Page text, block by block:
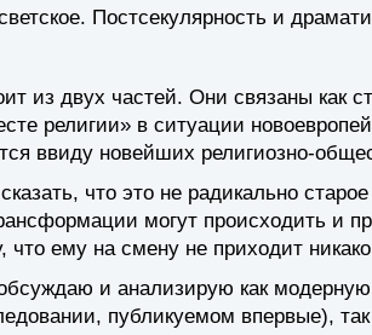
Постсекулярноcть и
из двух частей. Они связаны как
религии» в ситуации
ввиду новейших религиозно-
что это не радикально
могут происходить и
что ему на смену не приходит
и анализирую как
публикуемом впервые),